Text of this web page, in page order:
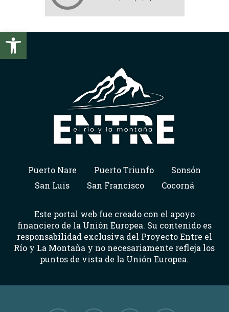
Puerto Nare Puerto Triunfo
Sonsón
San Luis
San Francisco Cocorná
Este portal web fue creado con el apoyo
financiero de la Unión Europea. Su contenido es
responsabilidad exclusiva del Proyecto Entre el
Río y La Montaña y no necesariamente refleja los
puntos de vista de la Unión Europea.
Abrir barra de herramientas